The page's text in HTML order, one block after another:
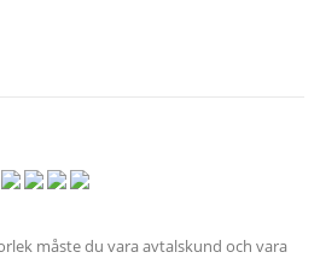
måste du vara avtalskund och vara